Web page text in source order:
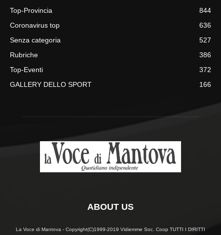
Top-Provincia
844
Coronavirus top
636
Senza categoria
527
Rubriche
386
Top-Eventi
372
GALLERY DELLO SPORT
166
ABOUT US
La Voce di Mantova - Copyright(C)1999-2019 Vidiemme Soc. Coop TUTTI I DIRITTI